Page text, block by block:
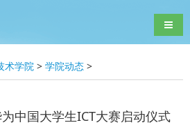
导航
术学院 > 学院动态 >
中国大学生ICT大赛启动仪式